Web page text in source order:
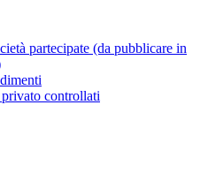
partecipate (da pubblicare in
controllati